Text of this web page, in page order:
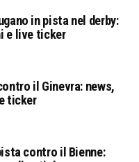
in pista nel derby:
e live ticker
il Ginevra: news,
ticker
contro il Bienne: